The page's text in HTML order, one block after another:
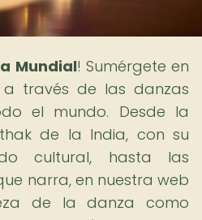
Mundial! Sumérgete en
a través de las danzas
el mundo. Desde la
de la India, con su
cultural, hasta las
narra, en nuestra web
de la danza como